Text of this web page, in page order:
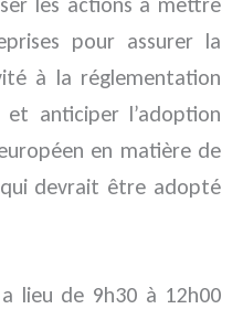
pour assurer la
à la réglementation
anticiper l’adoption
en matière de
devrait être adopté
lieu de 9h30 à 12h00